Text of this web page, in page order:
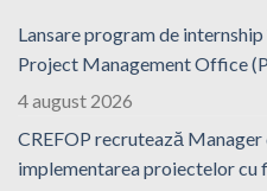
Lansare program de
Project Management Office
4 august 2026
CREFOP recrutează
implementarea proiectelor cu